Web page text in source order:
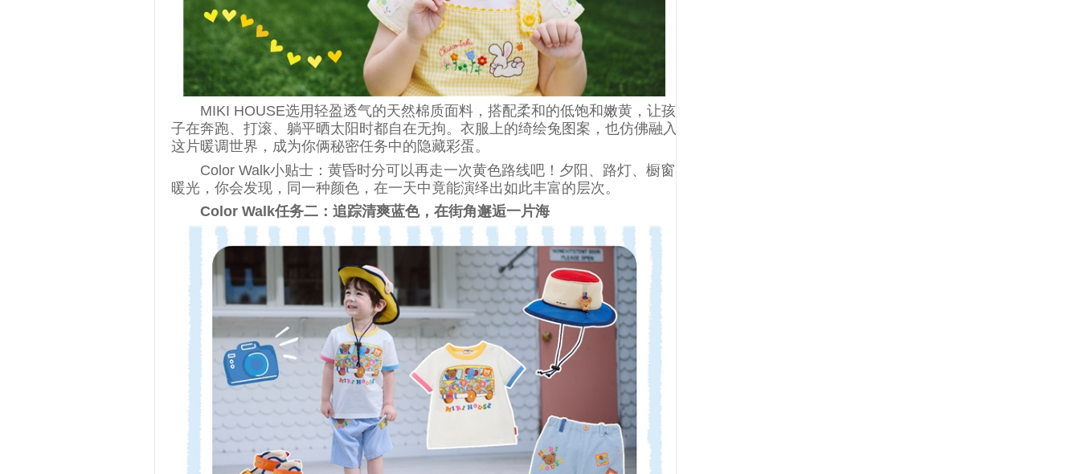
MIKI HOUSE选用轻盈透气的天然棉质面料，搭配柔和的低饱和嫩黄，让孩
子在奔跑、打滚、躺平晒太阳时都自在无拘。衣服上的绮绘兔图案，也仿佛融入
这片暖调世界，成为你俩秘密任务中的隐藏彩蛋。
Color Walk小贴士：黄昏时分可以再走一次黄色路线吧！夕阳、路灯、橱窗
暖光，你会发现，同一种颜色，在一天中竟能演绎出如此丰富的层次。
Color Walk任务二：追踪清爽蓝色，在街角邂逅一片海